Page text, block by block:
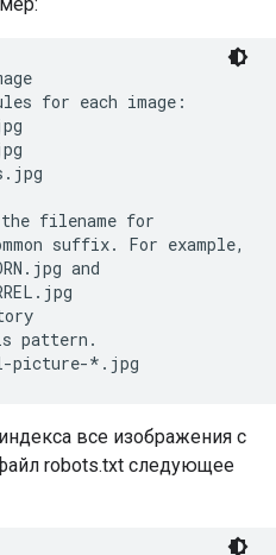
for each image:
filename for
suffix. For example,
and
pattern.
picture-*.jpg
все изображения с
robots.txt следующее